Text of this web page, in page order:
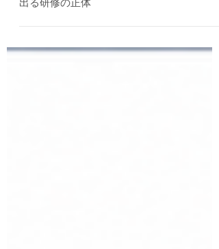
レゴ®シリアスプレイ®完全ガイド｜本音が